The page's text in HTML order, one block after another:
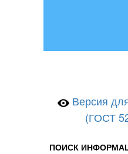
Версия
(ГОСТ
ПОИСК